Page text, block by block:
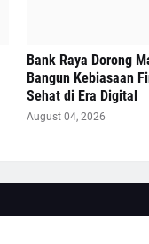
Bank Raya Dorong
Bangun Kebiasaan
Sehat di Era Digital
August 04, 2026